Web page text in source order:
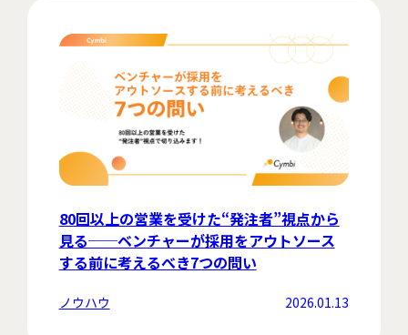
80回以上の営業を受けた“発注者”視点から
見る──ベンチャーが採用をアウトソース
する前に考えるべき7つの問い
ノウハウ 2026.01.13